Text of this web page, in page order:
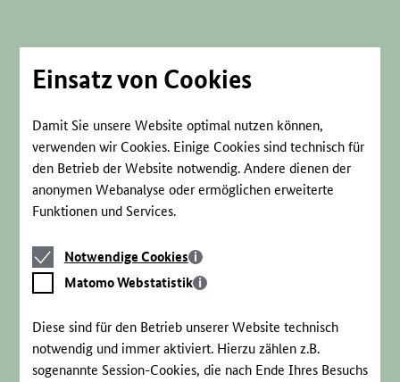
Einsatz von Cookies
Damit Sie unsere Website optimal nutzen können,
verwenden wir Cookies. Einige Cookies sind technisch für
den Betrieb der Website notwendig. Andere dienen der
anonymen Webanalyse oder ermöglichen erweiterte
Funktionen und Services.
Notwendige
Cookies
Notwendige Cookies
Matomo
Webstatistik
Matomo Webstatistik
Diese sind für den Betrieb unserer Website technisch
notwendig und immer aktiviert. Hierzu zählen z.B.
sogenannte Session-Cookies, die nach Ende Ihres Besuchs